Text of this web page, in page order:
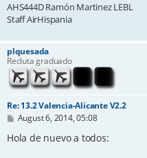
AHS444D Ramón Martinez LEBL
Staff AirHispania
plquesada
Recluta graduado
Re: 13.2 Valencia-Alicante V2.2
P
s
August 6, 2014, 05:08
Hola de nuevo a todos: